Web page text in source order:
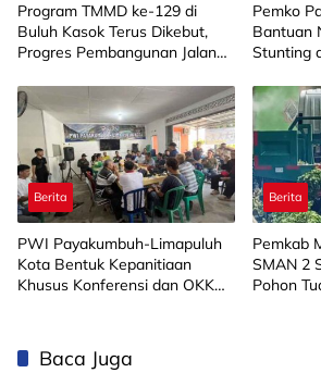
Program TMMD ke-129 di
Buluh Kasok Terus Dikebut,
Progres Pembangunan Jalan
Pemko
Bantuan
Stunting
Berita
PWI Payakumbuh-Limapuluh
Kota Bentuk Kepanitiaan
Khusus Konferensi dan OKK
Berita
Pemkab
SMAN 2
Pohon
Baca Juga